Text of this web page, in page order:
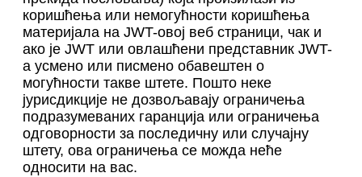
коришћења или немогућности коришћења
материјала на JWT-овој веб страници, чак и
ако је JWT или овлашћени представник JWT-
а усмено или писмено обавештен о
могућности такве штете. Пошто неке
јурисдикције не дозвољавају ограничења
подразумеваних гаранција или ограничења
одговорности за последичну или случајну
штету, ова ограничења се можда неће
односити на вас.